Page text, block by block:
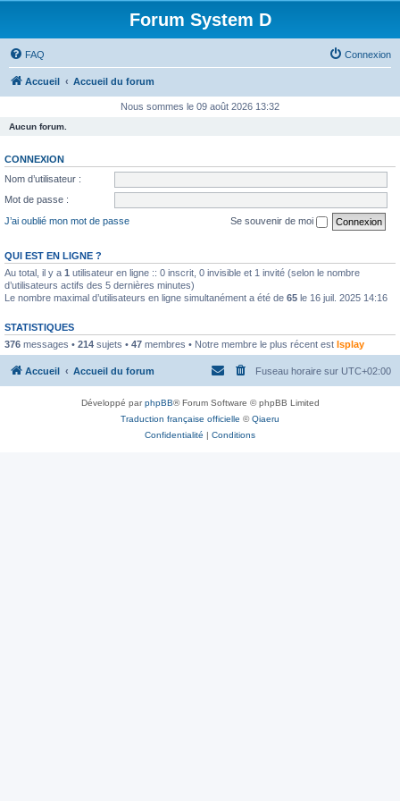
Forum System D
FAQ Connexion
Accueil Accueil du forum
Nous sommes le 09 août 2026 13:32
Aucun forum.
CONNEXION
Nom d’utilisateur :
Mot de passe :
J’ai oublié mon mot de passe
Se souvenir de moi
QUI EST EN LIGNE ?
Au total, il y a 1 utilisateur en ligne :: 0 inscrit, 0 invisible et 1 invité (selon le nombre
d’utilisateurs actifs des 5 dernières minutes)
Le nombre maximal d’utilisateurs en ligne simultanément a été de 65 le 16 juil. 2025 14:16
STATISTIQUES
376 messages • 214 sujets • 47 membres • Notre membre le plus récent est Isplay
Accueil Accueil du forum Fuseau horaire sur UTC+02:00
Développé parphpBB® Forum Software © phpBB Limited
Traduction française officielle ©Qiaeru
Confidentialité | Conditions